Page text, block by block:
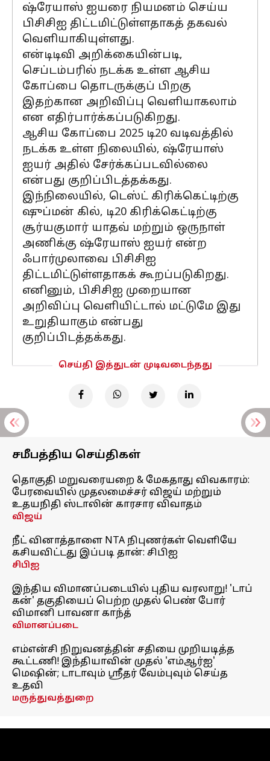
ஷ்ரேயாஸ் ஐயரை நியமனம் செய்ய
பிசிசிஐ திட்டமிட்டுள்ளதாகத் தகவல்
வெளியாகியுள்ளது.
என்டிடிவி அறிக்கையின்படி,
செப்டம்பரில் நடக்க உள்ள ஆசிய
கோப்பை தொடருக்குப் பிறகு
இதற்கான அறிவிப்பு வெளியாகலாம்
என எதிர்பார்க்கப்படுகிறது.
ஆசிய கோப்பை 2025 டி20 வடிவத்தில்
நடக்க உள்ள நிலையில், ஷ்ரேயாஸ்
ஐயர் அதில் சேர்க்கப்படவில்லை
என்பது குறிப்பிடத்தக்கது.
இந்நிலையில், டெஸ்ட் கிரிக்கெட்டிற்கு
ஷுப்மன் கில், டி20 கிரிக்கெட்டிற்கு
சூர்யகுமார் யாதவ் மற்றும் ஒருநாள்
அணிக்கு ஷ்ரேயாஸ் ஐயர் என்ற
ஃபார்முலாவை பிசிசிஐ
திட்டமிட்டுள்ளதாகக் கூறப்படுகிறது.
எனினும், பிசிசிஐ முறையான
அறிவிப்பு வெளியிட்டால் மட்டுமே இது
உறுதியாகும் என்பது
குறிப்பிடத்தக்கது.
செய்தி இத்துடன் முடிவடைந்தது
சமீபத்திய செய்திகள்
தொகுதி மறுவரையறை & மேகதாது விவகாரம்:
பேரவையில் முதலமைச்சர் விஜய் மற்றும்
உதயநிதி ஸ்டாலின் காரசார விவாதம்
விஜய்
நீட் வினாத்தாளை NTA நிபுணர்கள் வெளியே
கசியவிட்டது இப்படி தான்: சிபிஐ
சிபிஐ
இந்திய விமானப்படையில் புதிய வரலாறு! 'டாப்
கன்' தகுதியைப் பெற்ற முதல் பெண் போர்
விமானி பாவனா காந்த்
விமானப்படை
எம்என்சி நிறுவனத்தின் சதியை முறியடித்த
கூட்டணி! இந்தியாவின் முதல் 'எம்ஆர்ஐ'
மெஷின்; டாடாவும் ஸ்ரீதர் வேம்புவும் செய்த
உதவி
மருத்துவத்துறை